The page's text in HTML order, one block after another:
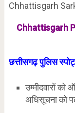
Chhattisgarh
Chhattisgarh
छत्तीसगढ़ पुलिस
उम्मीदवारों
अधिसूचना को